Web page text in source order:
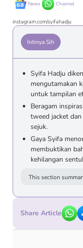
News Channel
instagram.com/syifahadju
Intinya Sih
Syifa Hadju
mengutamakan
untuk tampilan
Beragam
tweed jacket
sejuk.
Gaya Syifa
membuktikan
kehilangan
This section
Share Article